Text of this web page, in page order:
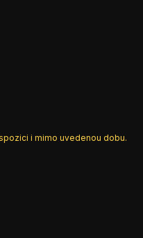
i mimo uvedenou dobu.